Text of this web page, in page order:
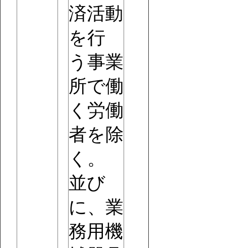
済活動
を行
う事業
所で働
く労働
者を除
く。
並び
に、業
務用機